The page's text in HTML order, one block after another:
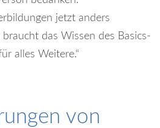
jetzt anders
das Wissen des Basics-
alles Weitere.“
von